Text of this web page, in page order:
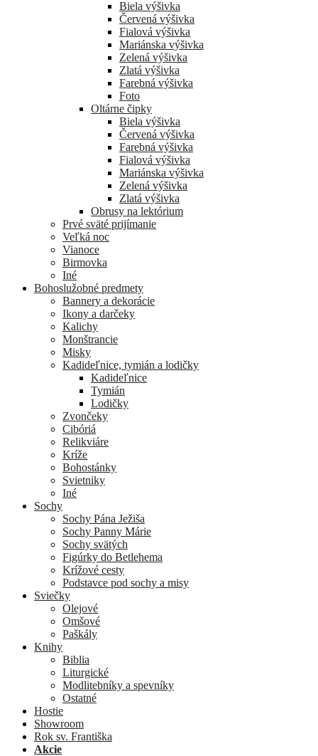
Biela výšivka
Červená výšivka
Fialová výšivka
Mariánska výšivka
Zelená výšivka
Zlatá výšivka
Farebná výšivka
Foto
Oltárne čipky
Biela výšivka
Červená výšivka
Farebná výšivka
Fialová výšivka
Mariánska výšivka
Zelená výšivka
Zlatá výšivka
Obrusy na lektórium
Prvé sväté prijímanie
Veľká noc
Vianoce
Birmovka
Iné
Bohoslužobné predmety
Bannery a dekorácie
Ikony a darčeky
Kalichy
Monštrancie
Misky
Kadideľnice, tymián a lodičky
Kadideľnice
Tymián
Lodičky
Zvončeky
Cibóriá
Relikviáre
Kríže
Bohostánky
Svietniky
Iné
Sochy
Sochy Pána Ježiša
Sochy Panny Márie
Sochy svätých
Figúrky do Betlehema
Krížové cesty
Podstavce pod sochy a misy
Sviečky
Olejové
Omšové
Paškály
Knihy
Biblia
Liturgické
Modlitebníky a spevníky
Ostatné
Hostie
Showroom
Rok sv. Františka
Akcie